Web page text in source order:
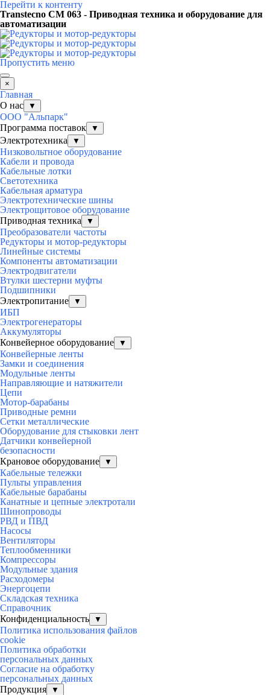
Перейти к контенту
Transtecno CM 063 - Приводная техника и оборудование для
автоматизации
Пропустить меню
×
Главная
О нас
▼
ООО "Альпарк"
Программа поставок
▼
Электротехника ▼
Низковольтное оборудование
Кабели и провода
Кабельные лотки
Светотехника
Кабельная арматура
Электротехнические шины
Электрощитовое оборудование
Приводная техника
▼
Преобразователи частоты
Редукторы и мотор-редукторы
Линейные системы
Компоненты автоматизации
Электродвигатели
Втулки шестерни муфты
Подшипники
Электропитание
▼
ИБП
Электрогенераторы
Аккумуляторы
Конвейерное оборудование
▼
Конвейерные ленты
Замки и соединения
Модульные ленты
Направляющие и натяжители
Цепи
Мотор-барабаны
Приводные ремни
Сетки металлические
Оборудование для стыковки лент
Датчики конвейерной
безопасности
Крановое оборудование
▼
Кабельные тележки
Пульты управления
Кабельные барабаны
Канатные и цепные электротали
Шинопроводы
РВД и ПВД
Насосы
Вентиляторы
Теплообменники
Компрессоры
Модульные здания
Расходомеры
Энергоцепи
Складская техника
Справочник
Конфиденциальность
▼
Политика использования файлов
cookie
Политика обработки
персональных данных
Согласие на обработку
персональных данных
Продукция
▼